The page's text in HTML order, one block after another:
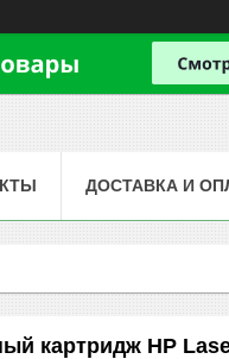
ДОСТАВКА И
картридж HP